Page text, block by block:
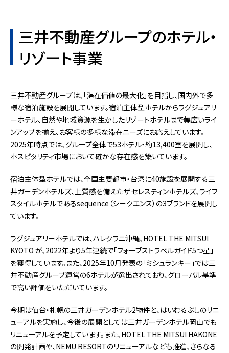
三井不動産グループのホテル・
リゾート事業
三井不動産グループは、「滞在価値の最大化」を目指し、国内外で多
様な宿泊施設を展開しています。宿泊主体型ホテルからラグジュアリ
ーホテル、自然や地域資源を生かしたリゾートホテルまで幅広いライ
ンアップを揃え、お客様の多様な滞在ニーズにお応えしています。
2025年時点では、グループ全体で53ホテル・約13,400室を展開し、
ホスピタリティ市場において確かな存在感を築いています。
宿泊主体型ホテルでは、全国主要都市・台湾に40施設を展開する三
井ガーデンホテルズ、上質感を備えたザ セレスティンホテルズ、ライフ
スタイルホテルであるsequence（シークエンス）の3ブランドを展開し
ています。
ラグジュアリーホテルでは、ハレクラニ沖縄、HOTEL THE MITSUI
KYOTO が、2022年より5年連続で「フォーブストラベルガイド5つ星」
を獲得しています。また、2025年10月発表の「ミシュランキー」では三
井不動産グループ運営の6ホテルが選出されており、グローバル基準
で高い評価をいただいています。
今期は仙台・札幌の三井ガーデンホテル2物件と、はいむるぶしのリニ
ューアルを実施し、今後の展開としては三井ガーデンホテル岡山でも
リニューアルを予定しています。また、HOTEL THE MITSUI HAKONE
の開発計画や、NEMU RESORTのリニューアルなども推進、さらなる